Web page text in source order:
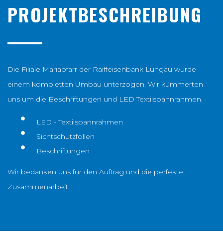
PROJEKTBESCHREIBUNG
Die Filiale Mariapfarr der Raiffeisenbank Lungau wurde
einem kompletten Umbau unterzogen. Wir kümmerten
uns um die Beschriftungen und LED Textilspannrahmen.
LED - Textilspannrahmen
Sichtschutzfolien
Beschriftungen
Wir bedanken uns für den Auftrag und die perfekte
Zusammenarbeit.